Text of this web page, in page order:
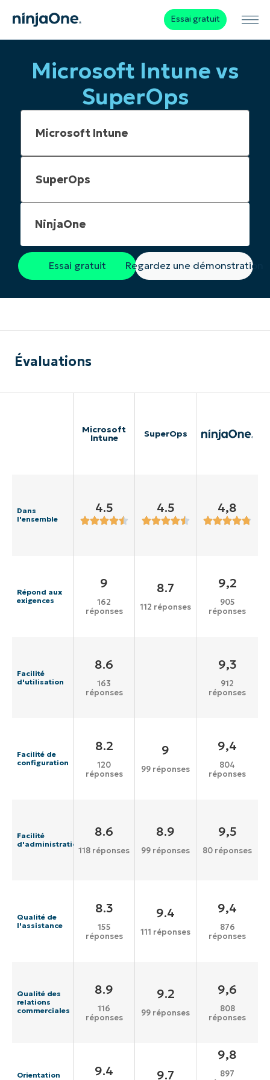
Essai gratuit
Microsoft Intune vs
SuperOps
NinjaOne
Essai gratuit Regardez une démonstration
Évaluations
Microsoft
Intune SuperOps
Dans
l'ensemble
4.5 4.5 4,8
Répond aux
exigences
9
162
réponses
8.7
112 réponses
9,2
905
réponses
Facilité
d'utilisation
8.6
163
réponses
9,3
912
réponses
Facilité de
configuration
8.2
120
réponses
9
99 réponses
9,4
804
réponses
Facilité
d'administration
8.6
118 réponses
8.9
99 réponses
9,5
80 réponses
Qualité de
l'assistance
8.3
155
réponses
9.4
111 réponses
9,4
876
réponses
Qualité des
relations
commerciales
8.9
116
réponses
9.2
99 réponses
9,6
808
réponses
Orientation
9.4 9.7
9,8
897